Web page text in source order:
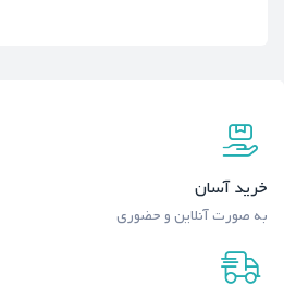
خرید آسان
به صورت آنلاین و حضوری